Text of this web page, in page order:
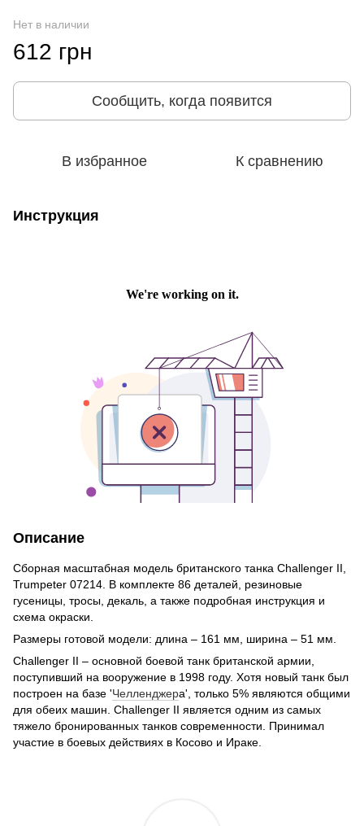
Нет в наличии
612 грн
Сообщить, когда появится
В избранное К сравнению
Инструкция
Описание
Сборная масштабная модель британского танка Challenger II,
Trumpeter 07214. В комплекте 86 деталей, резиновые
гусеницы, тросы, декаль, а также подробная инструкция и
схема окраски.
Размеры готовой модели: длина – 161 мм, ширина – 51 мм.
Challenger II – основной боевой танк британской армии,
поступивший на вооружение в 1998 году. Хотя новый танк был
построен на базе 'Челленджера', только 5% являются общими
для обеих машин. Challenger II является одним из самых
тяжело бронированных танков современности. Принимал
участие в боевых действиях в Косово и Ираке.